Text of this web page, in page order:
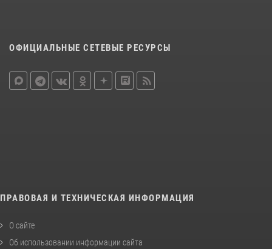
ОФИЦИАЛЬНЫЕ СЕТЕВЫЕ РЕСУРСЫ
ПРАВОВАЯ И ТЕХНИЧЕСКАЯ ИНФОРМАЦИЯ
О сайте
Об использовании информации сайта